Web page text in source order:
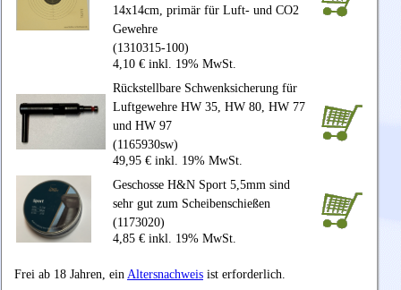
14x14cm, primär für Luft- und CO2
Gewehre
(1310315-100)
4,10 € inkl. 19% MwSt.
Rückstellbare Schwenksicherung für
Luftgewehre HW 35, HW 80, HW 77
und HW 97
(1165930sw)
49,95 € inkl. 19% MwSt.
Geschosse H&N Sport 5,5mm sind
sehr gut zum Scheibenschießen
(1173020)
4,85 € inkl. 19% MwSt.
Frei ab 18 Jahren, ein Altersnachweis ist erforderlich.